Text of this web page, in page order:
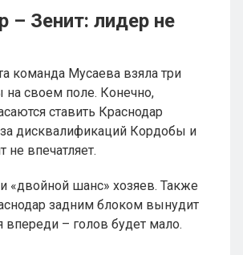
– Зенит: лидер не
команда Мусаева взяла три
на своем поле. Конечно,
ставить Краснодар
дисквалификаций Кордобы и
не впечатляет.
«двойной шанс» хозяев. Также
задним блоком вынудит
впереди – голов будет мало.